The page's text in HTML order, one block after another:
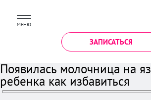
МЕНЮ
ЗАПИСАТЬСЯ
Появилась молочница на
ребенка как избавиться